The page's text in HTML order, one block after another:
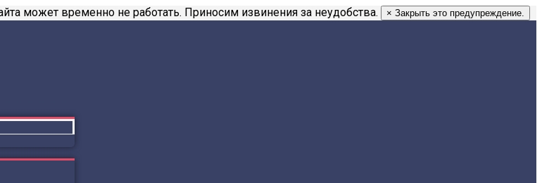
может временно не работать. Приносим извинения за неудобства. × Закрыть это предупреждение.